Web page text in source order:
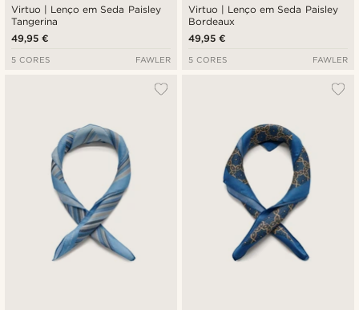
Virtuo | Lenço em Seda Paisley
Tangerina
49,95 €
5 CORES FAWLER
Virtuo | Lenço em Seda Paisley
Bordeaux
49,95 €
5 CORES FAWLER